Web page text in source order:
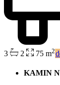
3 2 75 m2
KAMIN